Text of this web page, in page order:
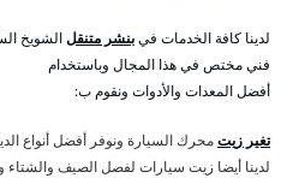
لدينا كافة الخدمات فيبنشر متنقلالشويخ
فني مختص في هذا المجال وباستخدام
أفضل المعدات والأدوات ونقوم ب:
تغير زيتمحرك السيارة ونوفر أفضل أنواع
لدينا أيضا زيت سيارات لفصل الصيف